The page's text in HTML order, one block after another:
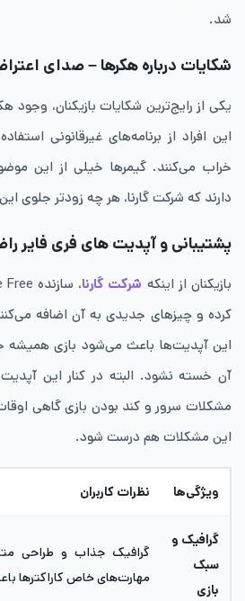
شد.
شکایات درباره هکرها – صدای
یکی از رایج‌ترین شکایات بازیکنان، وجود
این افراد از برنامه‌های غیرقانونی
خراب می‌کنند. گیمرها خیلی از این
دارند که شرکت گارنا، هر چه زودتر جلوی این
پشتیبانی و آپدیت های فری فایر
بازیکنان از اینکه شرکت گارنا
کرده و چیزهای جدیدی به آن اضافه
این آپدیت‌ها باعث می‌شود بازی
آن خسته نشود. البته در کنار این
مشکلات سرور و کند بودن بازی گاهی
این مشکلات هم درست شود.
ویژگی‌ها نظرات کاربران
گرافیک و
سبک
بازی
گرافیک جذاب و طراحی
مهارت‌های خاص کاراکتر‌ها